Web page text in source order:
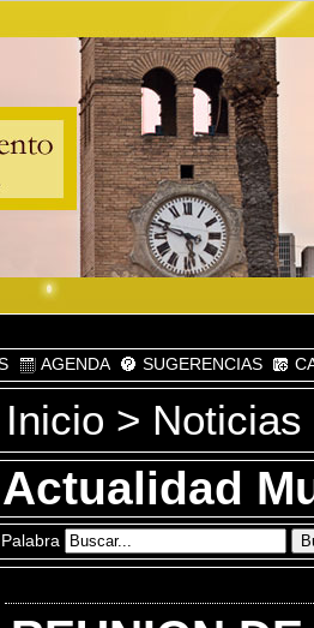
AGENDA SUGERENCIAS
Inicio > Noticias
Actualidad
Palabra